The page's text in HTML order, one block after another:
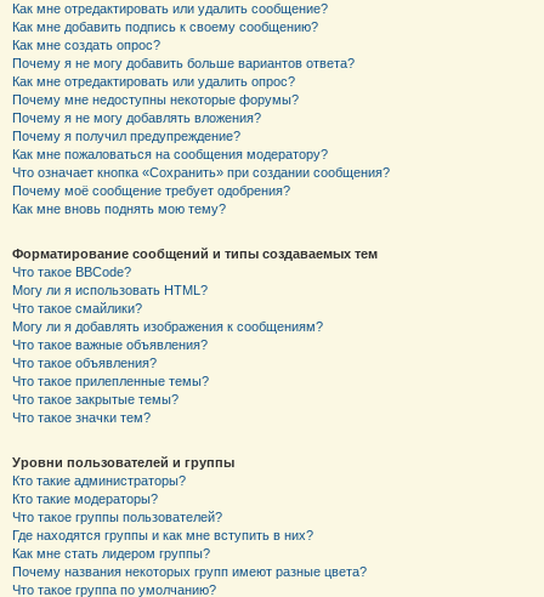
Как мне отредактировать или удалить сообщение?
Как мне добавить подпись к своему сообщению?
Как мне создать опрос?
Почему я не могу добавить больше вариантов ответа?
Как мне отредактировать или удалить опрос?
Почему мне недоступны некоторые форумы?
Почему я не могу добавлять вложения?
Почему я получил предупреждение?
Как мне пожаловаться на сообщения модератору?
Что означает кнопка «Сохранить» при создании сообщения?
Почему моё сообщение требует одобрения?
Как мне вновь поднять мою тему?
Форматирование сообщений и типы создаваемых тем
Что такое BBCode?
Могу ли я использовать HTML?
Что такое смайлики?
Могу ли я добавлять изображения к сообщениям?
Что такое важные объявления?
Что такое объявления?
Что такое прилепленные темы?
Что такое закрытые темы?
Что такое значки тем?
Уровни пользователей и группы
Кто такие администраторы?
Кто такие модераторы?
Что такое группы пользователей?
Где находятся группы и как мне вступить в них?
Как мне стать лидером группы?
Почему названия некоторых групп имеют разные цвета?
Что такое группа по умолчанию?